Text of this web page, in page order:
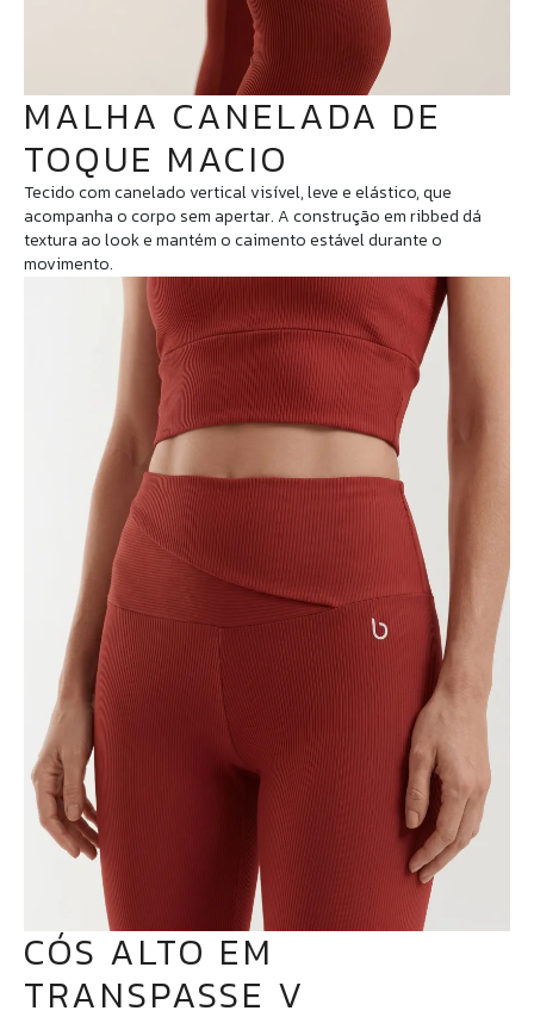
MALHA CANELADA DE
TOQUE MACIO
Tecido com canelado vertical visível, leve e elástico, que
acompanha o corpo sem apertar. A construção em ribbed dá
textura ao look e mantém o caimento estável durante o
movimento.
CÓS ALTO EM
TRANSPASSE V